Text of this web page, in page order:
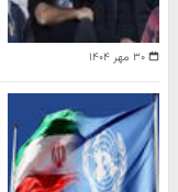
۳۰ مهر ۱۴۰۴